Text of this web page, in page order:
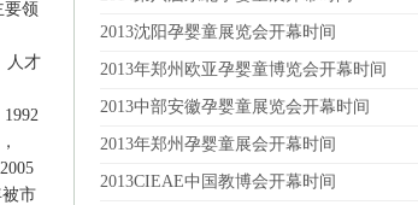
要领
人才
市
2013沈阳孕婴童展览会开幕时间
2013年郑州欧亚孕婴童博览会开幕时间
2013中部安徽孕婴童展览会开幕时间
2013年郑州孕婴童展会开幕时间
2013CIEAE中国教博会开幕时间